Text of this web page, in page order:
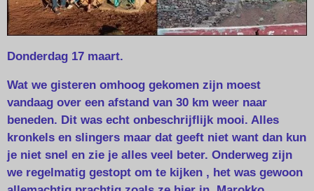
Donderdag 17 maart.
Wat we gisteren omhoog gekomen zijn moest
vandaag over een afstand van 30 km weer naar
beneden. Dit was echt onbeschrijflijk mooi. Alles
kronkels en slingers maar dat geeft niet want dan kun
je niet snel en zie je alles veel beter. Onderweg zijn
we regelmatig gestopt om te kijken , het was gewoon